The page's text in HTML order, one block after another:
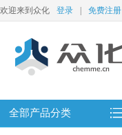
欢迎来到众化 登录 免费注册
全部产品分类